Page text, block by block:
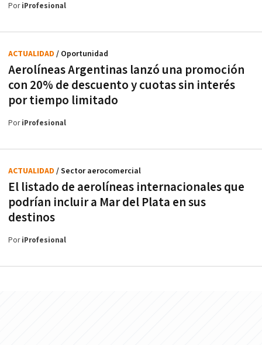
PoriProfesional
Aerolíneas Argentinas lanzó una promoción
con 20% de descuento y cuotas sin interés
por tiempo limitado
ACTUALIDAD / Oportunidad
PoriProfesional
El listado de aerolíneas internacionales que
podrían incluir a Mar del Plata en sus
destinos
ACTUALIDAD / Sector aerocomercial
PoriProfesional